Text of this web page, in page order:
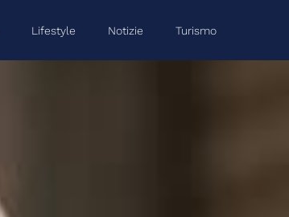
Lifestyle Notizie Turismo